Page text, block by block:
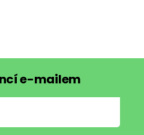
e-mailem